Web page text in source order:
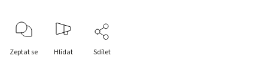
Zeptat se Hlídat Sdílet